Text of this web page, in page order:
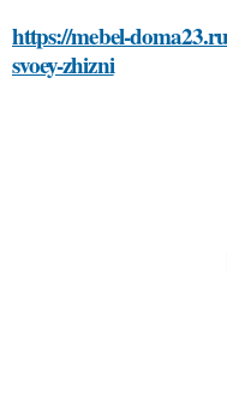
https://mebel-
svoey-zhizni